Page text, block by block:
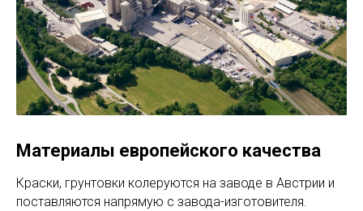
Материалы европейского качества
Краски, грунтовки колеруются на заводе в Австрии и
поставляются напрямую с завода-изготовителя.